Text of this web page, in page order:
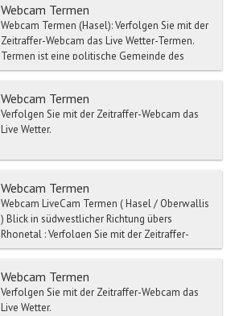
Webcam Termen
Webcam Termen (Hasel): Verfolgen Sie mit der
Zeitraffer-Webcam das Live Wetter-Termen.
Termen ist eine politische Gemeinde des
Bezirk...
Webcam Termen
Verfolgen Sie mit der Zeitraffer-Webcam das
Live Wetter.
Webcam Termen
Webcam LiveCam Termen ( Hasel / Oberwallis
) Blick in südwestlicher Richtung übers
Rhonetal : Verfolgen Sie mit der Zeitraffer-
Webc...
Webcam Termen
Verfolgen Sie mit der Zeitraffer-Webcam das
Live Wetter.